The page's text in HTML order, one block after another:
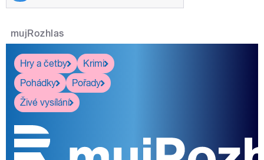
mujRozhlas
Hry a četby
Krimi
Pohádky
Pořady
Živé vysílání